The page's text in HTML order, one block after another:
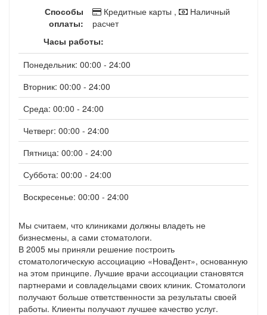
Способы
оплаты:
Кредитные карты ,
Наличный
расчет
Часы работы:
Понедельник: 00:00 - 24:00
Вторник: 00:00 - 24:00
Среда: 00:00 - 24:00
Четверг: 00:00 - 24:00
Пятница: 00:00 - 24:00
Суббота: 00:00 - 24:00
Воскресенье: 00:00 - 24:00
Мы считаем, что клиниками должны владеть не
бизнесмены, а сами стоматологи.
В 2005 мы приняли решение построить
стоматологическую ассоциацию «НоваДент», основанную
на этом принципе. Лучшие врачи ассоциации становятся
партнерами и совладельцами своих клиник. Стоматологи
получают больше ответственности за результаты своей
работы. Клиенты получают лучшее качество услуг.